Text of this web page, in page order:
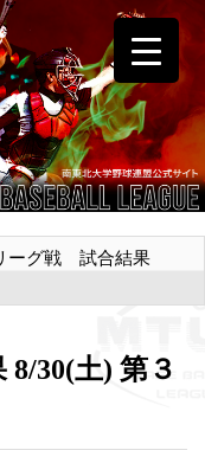
ーグ戦 試合結果
30(土) 第３